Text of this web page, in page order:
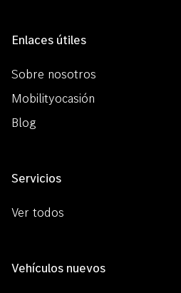
Enlaces útiles
Sobre nosotros
Mobilityocasión
Blog
Servicios
Ver todos
Vehículos nuevos